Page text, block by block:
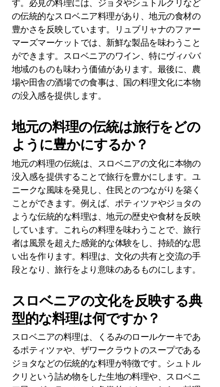
す。必見の料理には、ジョタやシュトルクリなど
の伝統的なスロベニア料理があり、地元の食材の
豊かさを反映しています。リュブリャナのファー
マーズマーケットでは、新鮮な製品を味わうこと
ができます。スロベニアのワイン、特にヴィパバ
地域のものも味わう価値があります。最後に、農
場や田舎の酒場での食事は、国の料理文化に本物
の没入感を提供します。
地元の料理の伝統は旅行をどの
ように豊かにするか？
地元の料理の伝統は、スロベニアの文化に本物の
没入感を提供することで旅行を豊かにします。ユ
ニークな風味を発見し、住民とのつながりを築く
ことができます。例えば、ポティツァやジョタの
ような伝統的な料理は、地元の歴史や食材を反映
しています。これらの料理を味わうことで、旅行
者は風景を超えた感覚的な体験をし、持続的な思
い出を作ります。料理は、文化の共有と交流の手
段となり、旅行をより意味のあるものにします。
スロベニアの文化を反映する典
型的な料理は何ですか？
スロベニアの料理は、くるみのロールケーキであ
るポティツァや、ザワークラウトのスープである
ジョタなどの伝統的な料理が特徴です。シュトル
クリという詰め物をした生地の料理や、スロベニ